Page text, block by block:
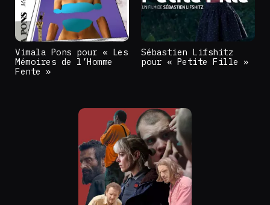
Vimala Pons pour « Les
Mémoires de l’Homme
Fente »
Sébastien Lifshitz
pour « Petite Fille »